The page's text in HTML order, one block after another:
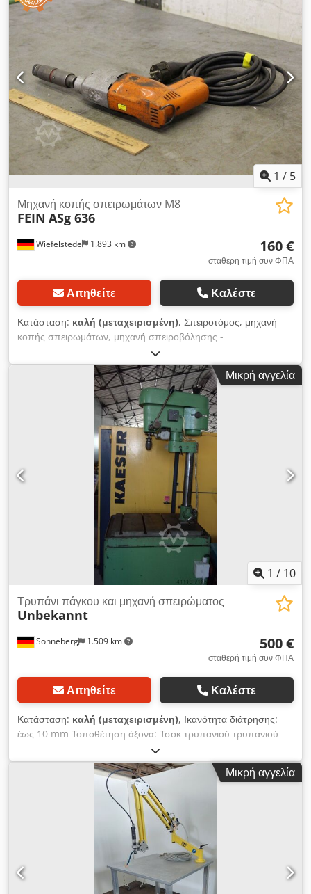
1 / 5
Wiefelstede 1.893 km
Μηχανή κοπής σπειρωμάτων M8
FEIN ASg 636
160 €
σταθερή τιμή συν ΦΠΑ
Αιτηθείτε Καλέστε
Κατάσταση: καλή (μεταχειρισμένη), Σπειροτόμος, μηχανή
κοπής σπειρωμάτων, μηχανή σπειροβόλησης -
Κατασκευαστής: Fein, τύπος μηχανής σπειροβόλησης ASg
636 - Ονομαστική ισχύς: 280 Watt - Μέγιστη ικανότητα κοπής:
M8 - Ταχύτητα περιστροφής: 450 στροφές/λεπτό - Σύνδεση:
220 Volt - Ποσότητα: διαθέσιμες 2 μηχανές σπειροβόλησης -
Τιμή: ανά τεμάχιο - Διαστάσεις: 330/150/Υ80 mm Cjdpfx Akob
A N Ibeloha - Βάρος: 2,3 kg
Μικρή αγγελία
1 / 10
Sonneberg 1.509 km
Τρυπάνι πάγκου και μηχανή σπειρώματος
Unbekannt
500 €
σταθερή τιμή συν ΦΠΑ
Αιτηθείτε Καλέστε
Κατάσταση: καλή (μεταχειρισμένη), Ικανότητα διάτρησης:
έως 10 mm Τοποθέτηση άξονα: Τσοκ τρυπανιού τρυπανιού
Εύρος ταχύτητας: Τροχαλίες διαμέτρου Πλευρά κινητήρα:
Πλευρά άξονα: 38, 48, 66, 78 mm 90, 104, 120, 133 mm
Ταχύτητα κινητήρα: 800 rpm Χτύπημα: 100 mm λαιμός: 300
mm Csdpoh Hrkiofx Akljha Τραπέζι: 400 x 400 mm Πίνακας
απόστασης - τσοκ τρυπανιού τρυπανιού max: 580 mm
Πίνακας απόστασης - τσοκ τρυπανιού min: 130 mm Τραπέζι:
400 x 400 mm Αποτύπωμα: 750 x 480 mm Συνολική ισχύς:
0,4 kW Εξαρτήματα/εξοπλισμός: Τσοκ τρυπανιού Κατάσταση:
καλή Βάρος: 170 kg Διαστάσεις: 750 x 480 x 1.450 mm
Μικρή αγγελία